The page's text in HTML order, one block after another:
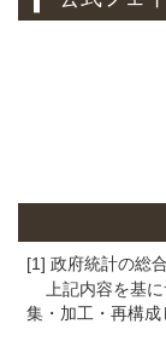
[1] 政府統計の総
上記内容を基に
集・加工・再構成